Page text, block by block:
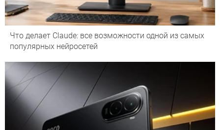
Что делает Сlaude: все возможности одной из самых
популярных нейросетей